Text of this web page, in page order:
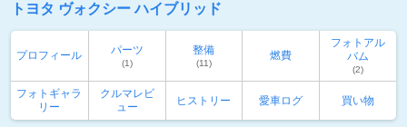
トヨタ ヴォクシー ハイブリッド
プロフィール パーツ
(1)
整備
(11)
燃費
フォトアル
バム
(2)
フォトギャラ
リー
クルマレビ
ュー
ヒストリー 愛車ログ 買い物